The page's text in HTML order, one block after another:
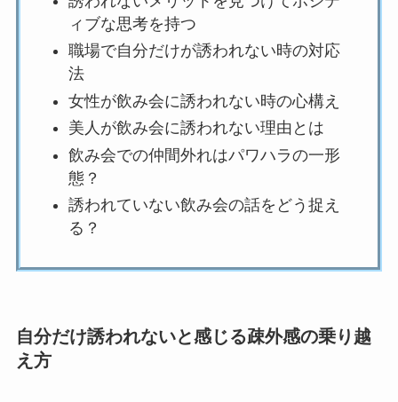
ィブな思考を持つ
職場で自分だけが誘われない時の対応
法
女性が飲み会に誘われない時の心構え
美人が飲み会に誘われない理由とは
飲み会での仲間外れはパワハラの一形
態？
誘われていない飲み会の話をどう捉え
る？
自分だけ誘われないと感じる疎外感の乗り越
え方